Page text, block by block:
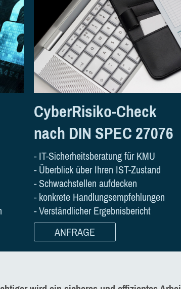
CyberRisiko-Check
nach DIN SPEC 27076
- IT-Sicherheits­­beratung für KMU
- Überblick über Ihren IST-Zustand
- Schwachstellen aufdecken
- konkrete Handlungsempfehlungen
- Verständlicher Ergebnisbericht
ANFRAGE